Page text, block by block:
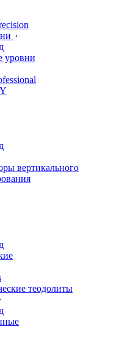
уровни
вертикального
теодолиты